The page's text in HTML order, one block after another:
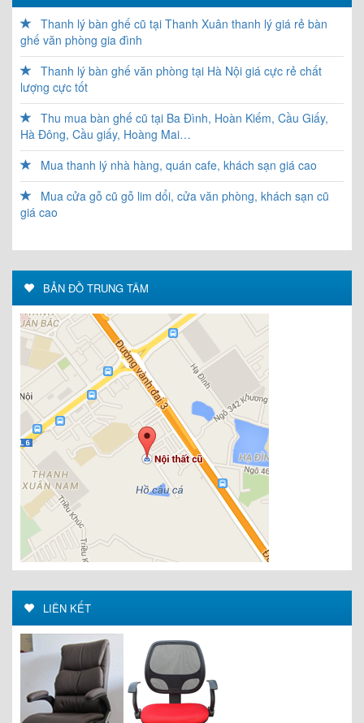
Thanh lý bàn ghế cũ tại Thanh Xuân thanh lý giá rẻ bàn
ghế văn phòng gia đình
Thanh lý bàn ghế văn phòng tại Hà Nội giá cực rẻ chất
lượng cực tốt
Thu mua bàn ghế cũ tại Ba Đình, Hoàn Kiếm, Cầu Giấy,
Hà Đông, Cầu giấy, Hoàng Mai…
Mua thanh lý nhà hàng, quán cafe, khách sạn giá cao
Mua cửa gỗ cũ gỗ lim dổi, cửa văn phòng, khách sạn cũ
giá cao
BẢN ĐỒ TRUNG TÂM
LIÊN KẾT